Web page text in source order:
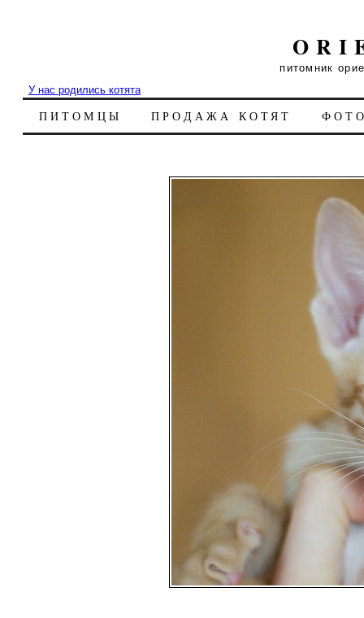
питомник
У нас родились котята
ПИТОМЦЫ ПРОДАЖА КОТЯТ